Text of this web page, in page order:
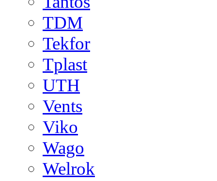
TDM
Tekfor
Tplast
UTH
Vents
Viko
Wago
Welrok